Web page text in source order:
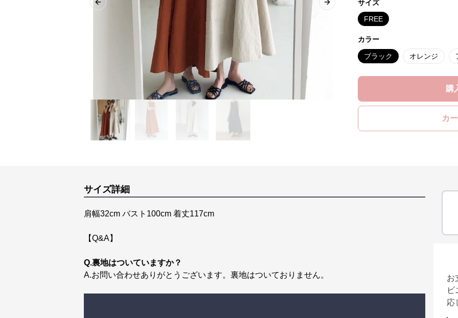
Previous slide Next slide サイズ
FREE
カラー
ブラック オレンジ
購
カ
サイズ詳細
肩幅32cm バスト100cm 着丈117cm
【Q&A】
Q.裏地はついていますか？
A.お問い合わせありがとうございます。裏地はついておりません。
お
ビ
応